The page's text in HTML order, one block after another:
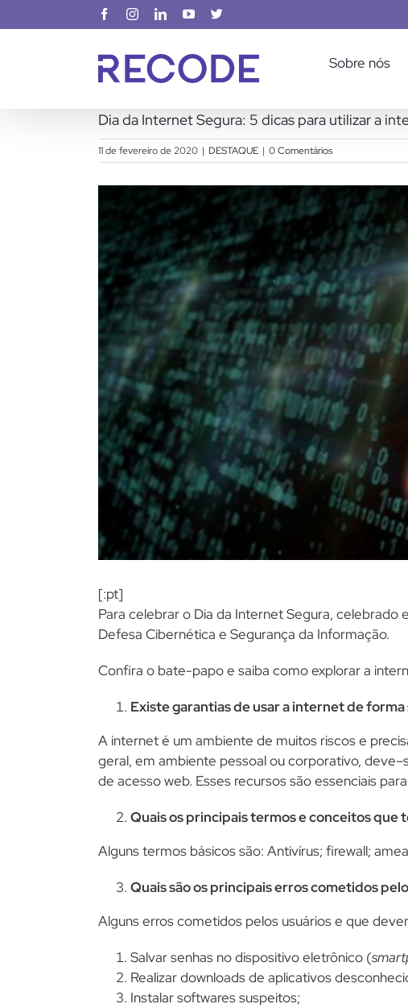
para
FacebookInstagramLinkedInYouTube
Sobre nós
Dia da Internet Segura: 5 dicas para utilizar a
11 de fevereiro de 2020 | DESTAQUE | 0 Comentários
Image
[:pt]
Para celebrar o Dia da Internet Segura, celebrado
Defesa Cibernética e Segurança da Informação.
Confira o bate-papo e saiba como explorar a
Existe garantias de usar a internet de
A internet é um ambiente de muitos riscos e
geral, em ambiente pessoal ou corporativo,
de acesso web. Esses recursos são essenciais
Quais os principais termos e conceitos
Alguns termos básicos são: Antivírus; firewall;
Quais são os principais erros cometidos
Alguns erros cometidos pelos usuários e que
Salvar senhas no dispositivo eletrônico (
Realizar downloads de aplicativos
Instalar softwares suspeitos;